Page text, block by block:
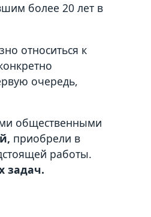
более 20 лет в
относиться к
очередь,
общественными
приобрели в
работы.
задач.